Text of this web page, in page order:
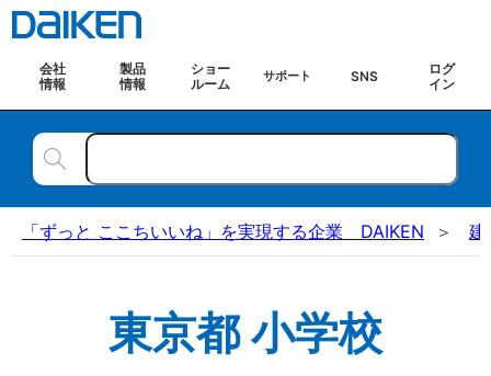
会社
情報
製品
情報
ショー
ルーム
サポート SNS
ログ
イン
「ずっと ここちいいね」を実現する企業 DAIKEN 建
東京都 小学校